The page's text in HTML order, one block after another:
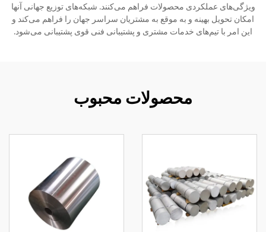
ویژگی‌های عملکردی محصولات فراهم می‌کنند. شبکه‌های توزیع جهانی آنها
امکان تحویل بهینه و به موقع به مشتریان سراسر جهان را فراهم می‌کند و
این امر با تیم‌های خدمات مشتری و پشتیبانی فنی قوی پشتیبانی می‌شود.
محصولات محبوب